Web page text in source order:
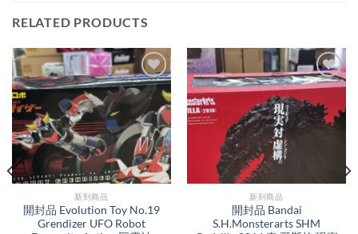
RELATED PRODUCTS
新到商品​
開封品 Evolution Toy No.19
Grendizer UFO Robot
新到商品​
開封品 Bandai
S.H.Monsterarts SHM